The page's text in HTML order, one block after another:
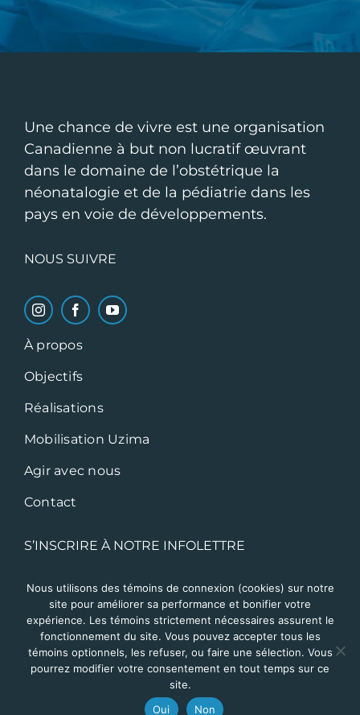
Une chance de vivre est une organisation
Canadienne à but non lucratif œuvrant
dans le domaine de l’obstétrique la
néonatalogie et de la pédiatrie dans les
pays en voie de développements.
NOUS SUIVRE
À propos
Objectifs
Réalisations
Mobilisation Uzima
Agir avec nous
Contact
S’INSCRIRE À NOTRE INFOLETTRE
Nous utilisons des témoins de connexion (cookies) sur notre
site pour améliorer sa performance et bonifier votre
expérience. Les témoins strictement nécessaires assurent le
fonctionnement du site. Vous pouvez accepter tous les
témoins optionnels, les refuser, ou faire une sélection. Vous
pourrez modifier votre consentement en tout temps sur ce
site.
Oui
Non